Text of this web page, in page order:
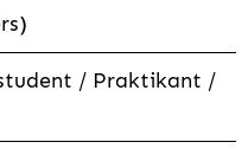
/ Praktikant /